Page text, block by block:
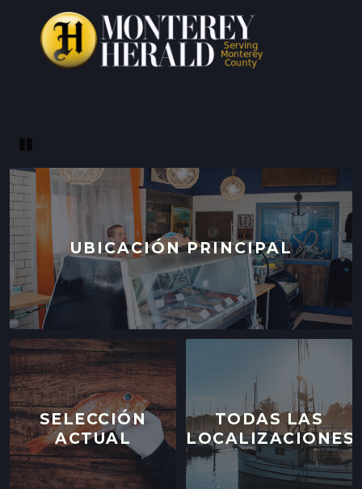
SELECCIÓN
ACTUAL
UBICACIÓN PRINCIPAL
TODAS LAS
LOCALIZACIONES